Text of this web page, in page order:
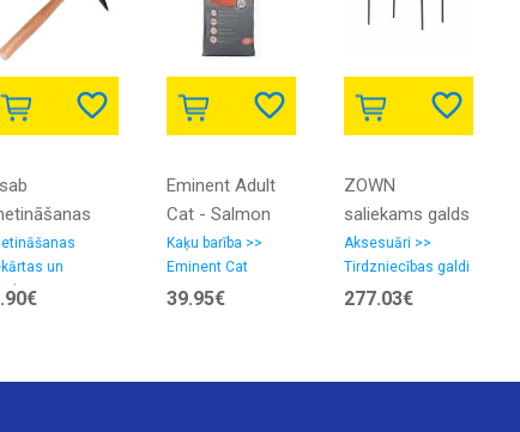
un
>> Сits
Eminent Adult
Cat - Salmon
10kg Pilnvertiga
sausā barība
kaķiem ar lāša
Kaķu barība >>
Eminent Cat
39.95€
ZOWN
saliekams galds
PLANET 150 Nr.
24/12
Aksesuāri >>
Tirdzniecības galdi
277.03€